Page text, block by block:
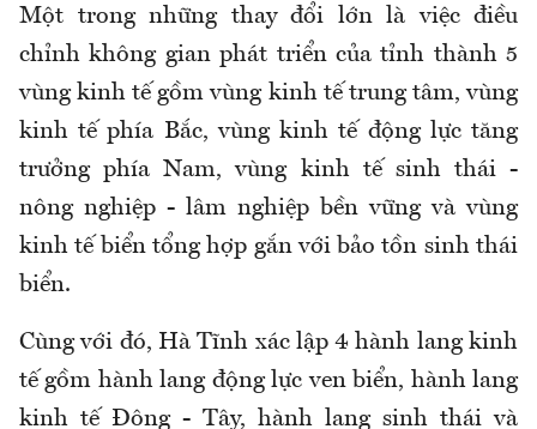
Một trong những thay đổi lớn là việc điều
chỉnh không gian phát triển của tỉnh thành 5
vùng kinh tế gồm vùng kinh tế trung tâm, vùng
kinh tế phía Bắc, vùng kinh tế động lực tăng
trưởng phía Nam, vùng kinh tế sinh thái -
nông nghiệp - lâm nghiệp bền vững và vùng
kinh tế biển tổng hợp gắn với bảo tồn sinh thái
biển.
Cùng với đó, Hà Tĩnh xác lập 4 hành lang kinh
tế gồm hành lang động lực ven biển, hành lang
kinh tế Đông - Tây, hành lang sinh thái và